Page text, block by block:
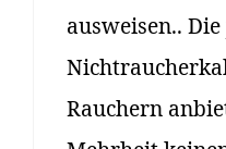
ausweisen..
Rauchern